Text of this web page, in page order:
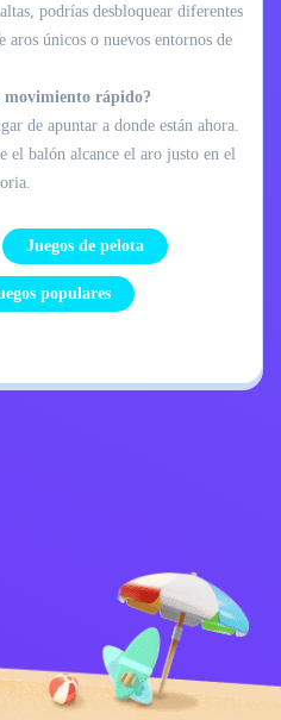
podrías desbloquear diferentes
aros únicos o nuevos entornos de
movimiento rápido?
de apuntar a donde están ahora.
el balón alcance el aro justo en el
Juegos de pelota
populares